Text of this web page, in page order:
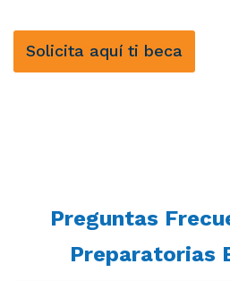
Solicita aquí ti beca
Preguntas
Preparatorias